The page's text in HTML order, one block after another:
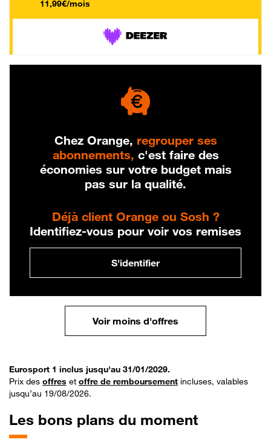
11,99€/mois
Chez Orange, regrouper ses
abonnements, c'est faire des
économies sur votre budget mais
pas sur la qualité.
Déjà client Orange ou Sosh ?
Identifiez-vous pour voir vos remises
S'identifier
Voir moins d'offres
Eurosport 1 inclus jusqu'au 31/01/2029.
Prix des offres et offre de remboursement incluses, valables
jusqu’au 19/08/2026.
Les bons plans du moment